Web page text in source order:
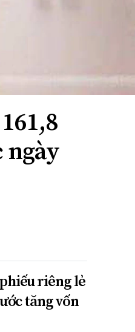
ngày
riêng lẻ
tăng vốn